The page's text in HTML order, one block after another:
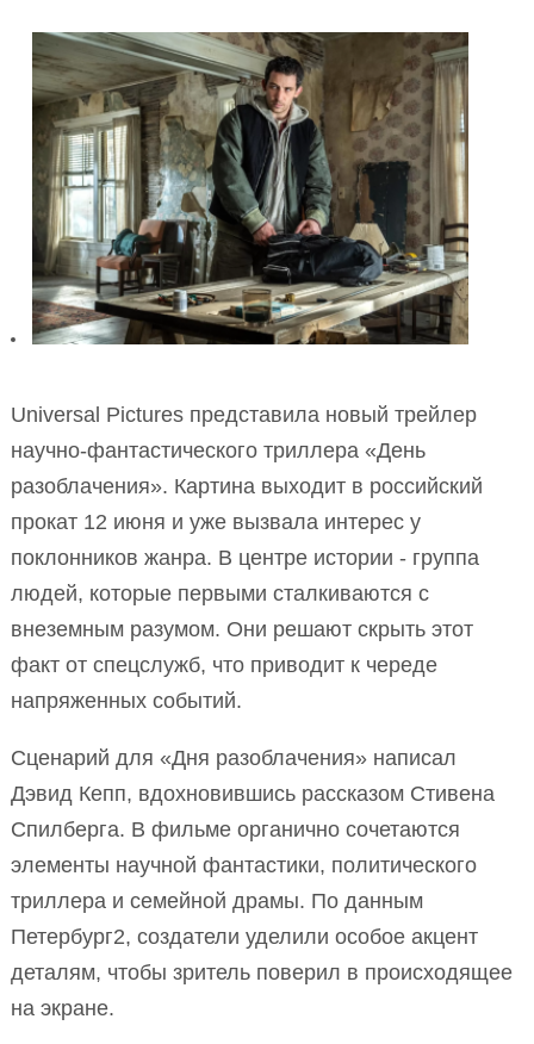
Universal Pictures представила новый трейлер
научно-фантастического триллера «День
разоблачения». Картина выходит в российский
прокат 12 июня и уже вызвала интерес у
поклонников жанра. В центре истории - группа
людей, которые первыми сталкиваются с
внеземным разумом. Они решают скрыть этот
факт от спецслужб, что приводит к череде
напряженных событий.
Сценарий для «Дня разоблачения» написал
Дэвид Кепп, вдохновившись рассказом Стивена
Спилберга. В фильме органично сочетаются
элементы научной фантастики, политического
триллера и семейной драмы. По данным
Петербург2, создатели уделили особое акцент
деталям, чтобы зритель поверил в происходящее
на экране.